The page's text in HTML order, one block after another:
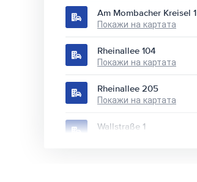
Am Mombacher Kreisel 1
Покажи на картата
Rheinallee 104
Покажи на картата
Rheinallee 205
Покажи на картата
Wallstraße 1